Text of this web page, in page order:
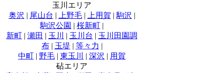
玉川エリア
奥沢 | 尾山台 | 上野毛| 上用賀 | 駒沢 |
駒沢公園 | 桜新町 |
新町 | 瀬田 | 玉川 | 玉川台 | 玉川田園調
布| 玉堤 | 等々力 |
中町 | 野毛 | 東玉川 | 深沢 | 用賀
砧エリア